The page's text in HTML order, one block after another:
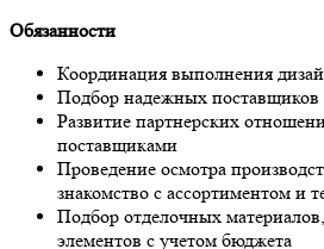
Обязанности
Координация выполнения
Подбор надежных поставщиков
Развитие партнерских
поставщиками
Проведение осмотра
знакомство с ассортиментом и
Подбор отделочных
элементов с учетом бюджета